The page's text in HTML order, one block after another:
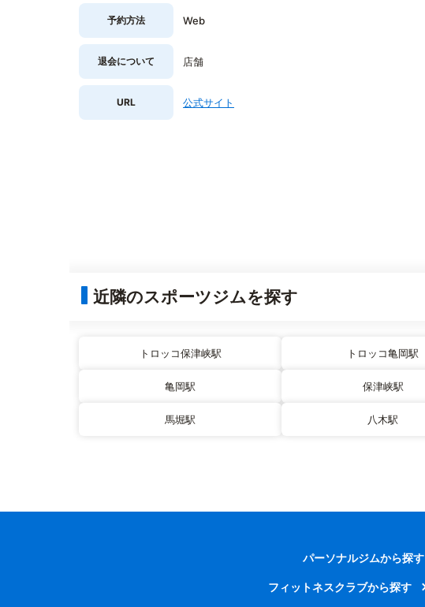
予約方法 Web
退会について 店舗
URL 公式サイト
近隣のスポーツジムを探す
トロッコ保津峡駅 トロッコ亀岡駅
亀岡駅 保津峡駅
馬堀駅 八木駅
パーソナルジムから探す
フィットネスクラブから探す